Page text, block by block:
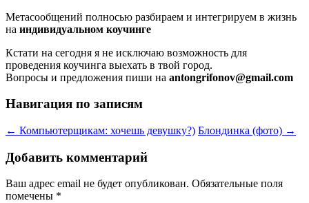
Метасообщений полносью разбираем и интегрируем в жизнь
на индивидуальном коучинге
Кстати на сегодня я не исключаю возможность для
проведения коучинга выехать в твой город.
Вопросы и предложения пиши на antongrifonov@gmail.com
Навигация по записям
← Компьютерщикам: хочешь девушку?) Блондинка (фото) →
Добавить комментарий
Ваш адрес email не будет опубликован. Обязательные поля
помечены *